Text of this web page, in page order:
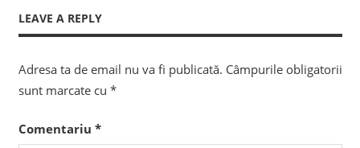
articole
LEAVE A REPLY
Adresa ta de email nu va fi publicată. Câmpurile obligatorii
sunt marcate cu *
Comentariu *